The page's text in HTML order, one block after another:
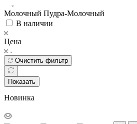
Молочный Пудра-Молочный
В наличии
Цена
Очистить фильтр
Показать
Новинка